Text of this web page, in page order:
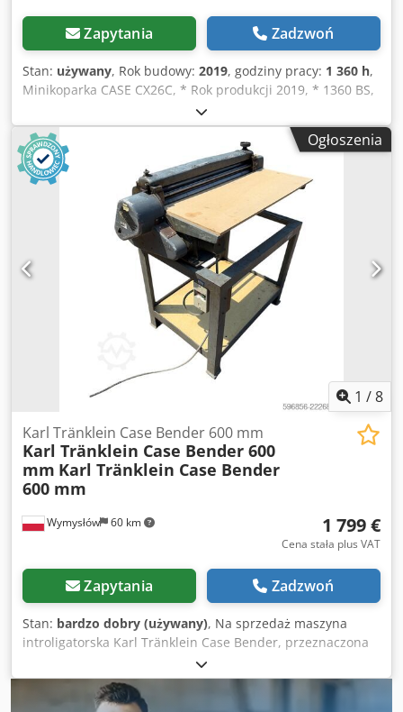
Zapytania Zadzwoń
Stan: używany, Rok budowy: 2019, godziny pracy: 1 360 h,
Minikoparka CASE CX26C, * Rok produkcji 2019, * 1360 BS,
i * Ogrzewanie, * Klimatyzacja, * Gąsienice gumowe, *
Lemiesz spycharki, Dwsdpfx Asurfkcsdqea * Szybkozłącze
Ogłoszenia
1 /8
Wymysłów 60 km
Karl Tränklein Case Bender 600 mm
Karl Tränklein Case Bender 600
mm Karl Tränklein Case Bender
600 mm
1 799 €
Cena stała plus VAT
Zapytania Zadzwoń
Stan: bardzo dobry (używany), Na sprzedaż maszyna
introligatorska Karl Tränklein Case Bender, przeznaczona
do formowania i wyginania grzbietów okładek książek w
twardej oprawie. Urządzenie nadaje okładkom odpowiedni
promień, dzięki czemu idealnie dopasowują się do bloku